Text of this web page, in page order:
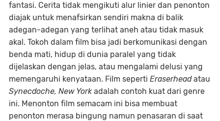
fantasi. Cerita tidak mengikuti alur linier dan penonton
diajak untuk menafsirkan sendiri makna di balik
adegan-adegan yang terlihat aneh atau tidak masuk
akal. Tokoh dalam film bisa jadi berkomunikasi dengan
benda mati, hidup di dunia paralel yang tidak
dijelaskan dengan jelas, atau mengalami delusi yang
memengaruhi kenyataan. Film seperti Eraserheadatau
Synecdoche, New Yorkadalah contoh kuat dari genre
ini. Menonton film semacam ini bisa membuat
penonton merasa bingung namun penasaran di saat